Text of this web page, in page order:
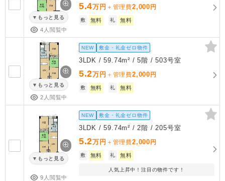
もっと見る
4人閲覧中
5.4万円 ＋管理費2,000 円
敷 無料 礼 無料
もっと見る
2人閲覧中
NEW 敷金・礼金ゼロ物件
3LDK / 59.74m² / 5階 / 503号室
5.2万円 ＋管理費2,000 円
敷 無料 礼 無料
もっと見る
9人閲覧中
NEW 敷金・礼金ゼロ物件
3LDK / 59.74m² / 2階 / 205号室
5.2万円 ＋管理費2,000 円
敷 無料 礼 無料
人気上昇中！注目の物件です！